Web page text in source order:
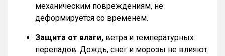
механическим повреждениям, не
деформируется со временем.
Защита от влаги, ветра и температурных
перепадов. Дождь, снег и морозы не влияют